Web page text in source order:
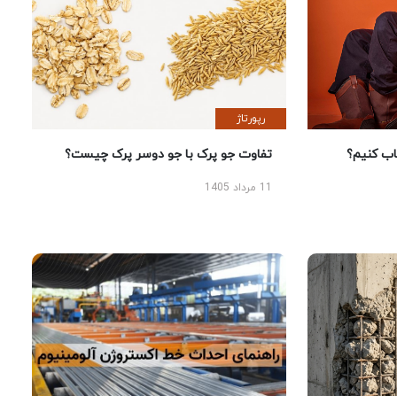
کنیم؟
رپورتاژ
تفاوت جو پرک با جو دوسر پرک چیست؟